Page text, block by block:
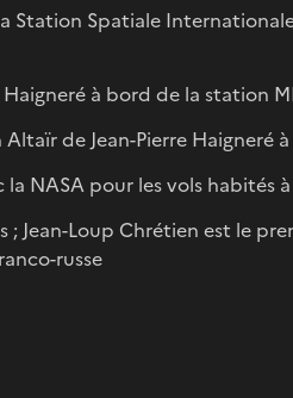
Spatiale
à bord de la station
de Jean-Pierre Haigneré
NASA pour les vols habités
; Jean-Loup Chrétien est le
russe